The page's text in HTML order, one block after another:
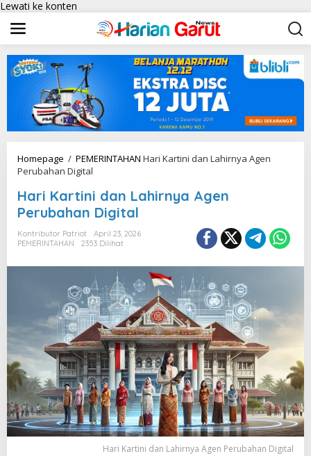
Lewati ke konten
Homepage / PEMERINTAHAN Hari Kartini dan Lahirnya Agen
Perubahan Digital
Hari Kartini dan Lahirnya Agen
Perubahan Digital
Kontributor Patriot
April 23, 2026
PEMERINTAHAN
2353 Dilihat
Hari Kartini dan Lahirnya Agen Perubahan Digital